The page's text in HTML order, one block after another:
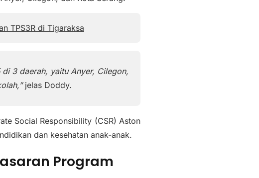
TPS3R di Tigaraksa
3 daerah, yaitu Anyer, Cilegon,
jelas Doddy.
Social Responsibility (CSR) Aston
dan kesehatan anak-anak.
Program